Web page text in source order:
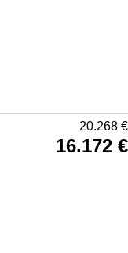
20.268€
16.172 €